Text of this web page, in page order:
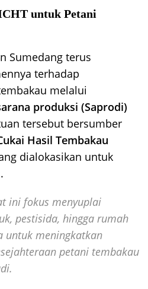
untuk Petani
Sumedang terus
terhadap
melalui
produksi (Saprodi)
tersebut bersumber
Hasil Tembakau
dialokasikan untuk
ini fokus menyuplai
pestisida, hingga rumah
untuk meningkatkan
petani tembakau